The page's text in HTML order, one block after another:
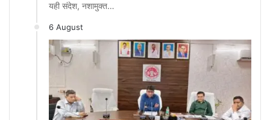
यही संदेश, नशामुक्त…
6 August